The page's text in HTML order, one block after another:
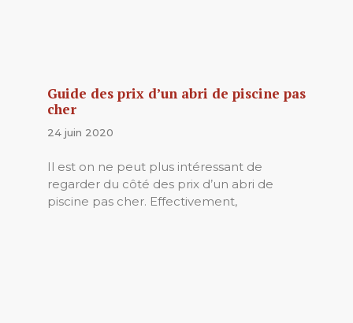
Guide des prix d’un abri de piscine pas
cher
24 juin 2020
Il est on ne peut plus intéressant de
regarder du côté des prix d’un abri de
piscine pas cher. Effectivement,